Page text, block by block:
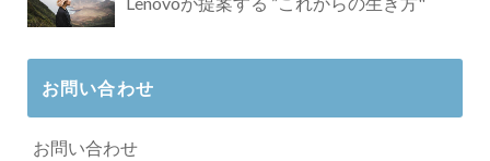
お問い合わせ
お問い合わせ